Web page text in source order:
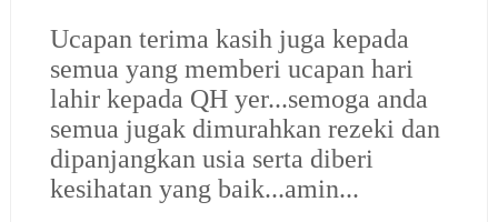
Ucapan terima kasih juga kepada
semua yang memberi ucapan hari
lahir kepada QH yer...semoga anda
semua jugak dimurahkan rezeki dan
dipanjangkan usia serta diberi
kesihatan yang baik...amin...